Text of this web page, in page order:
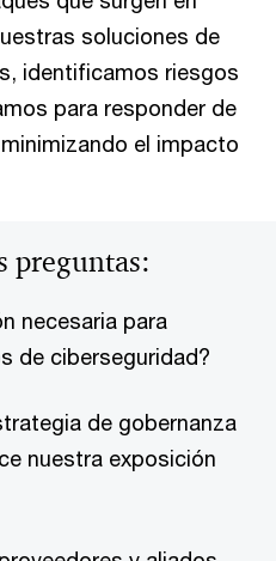
soluciones de
identificamos riesgos
para responder de
el impacto
preguntas:
necesaria para
de ciberseguridad?
de gobernanza
nuestra exposición